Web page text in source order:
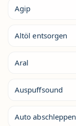
Agip
Altöl entsorgen
Aral
Auspuffsound
Auto abschleppen